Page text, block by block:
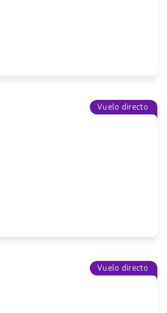
Vuelo directo
Vuelo directo